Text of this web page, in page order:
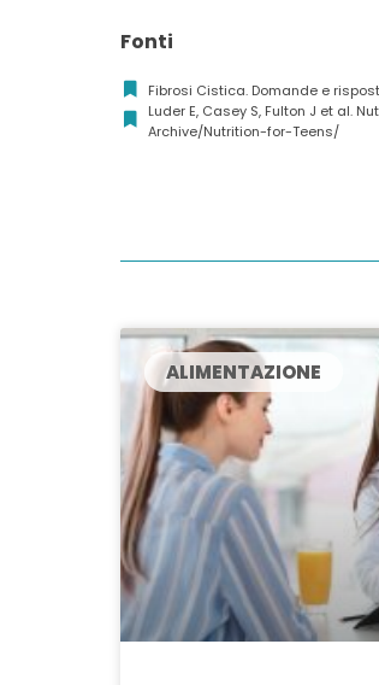
Fonti
Fibrosi Cistica. Domande e
Luder E, Casey S, Fulton J et al.
Archive/Nutrition-for-Teens/
ALIMENTAZIONE